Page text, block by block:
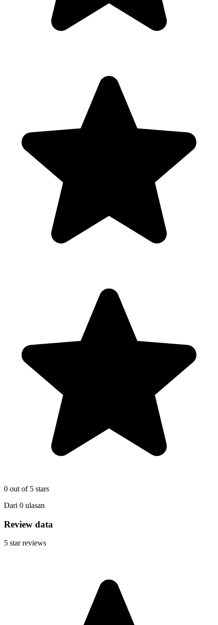
0 out of 5 stars
Dari 0 ulasan
Review data
5 star reviews